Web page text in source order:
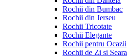
Rochii din Bumbac
Rochii din Jerseu
Rochii Tricotate
Rochii Elegante
Rochii pentru Ocazii
Rochii de Zi si Seara